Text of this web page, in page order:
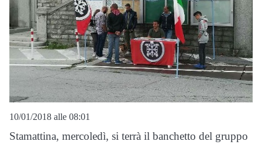
10/01/2018 alle 08:01
Stamattina, mercoledì, si terrà il banchetto del gruppo